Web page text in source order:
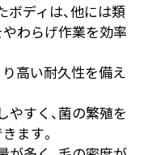
ディは、他には類
わらげ作業を効率
高い耐久性を備え
すく、菌の繁殖を
ます。